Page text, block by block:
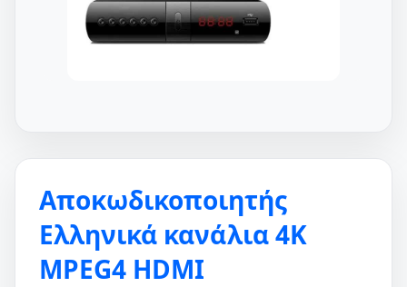
Αποκωδικοποιητής
Ελληνικά κανάλια 4K
MPEG4 HDMI